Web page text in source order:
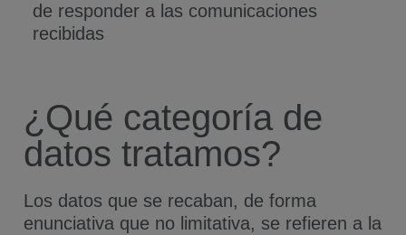
de responder a las comunicaciones
recibidas
¿Qué categoría de
datos tratamos?
Los datos que se recaban, de forma
enunciativa que no limitativa, se refieren a la